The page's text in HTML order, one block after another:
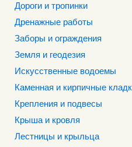
Дороги и тропинки
Дренажные работы
Заборы и ограждения
Земля и геодезия
Искусственные водоемы
Каменная и кирпичные
Крепления и подвесы
Крыша и кровля
Лестницы и крыльца